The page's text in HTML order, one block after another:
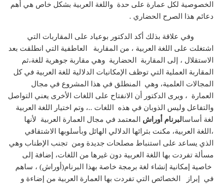
الخصوصية لكل عمارة على حدة واللغة العربية بشكل خاص هي أهم
دعائم هذا الصرح الحضاري .
وفي علاقة بذلك أكد الدكتور بوعياد على المقاربات التي
اشتغلت على اللغة العربية ، من المقاربة العاطفية التي انطلقت بعد
الاستقلال ، إلى المقاربة الحضارية وهي مقاربة جوهرية للغة،ثم
المقاربة العملية التي توظف الإمكانيات الدلالية للغة العربية في كل
المجالات العلمية، وهي المنطلق في هذا المشروع في مجال
العمارة ، ويرى الدكتور أن الانفتاح على اللغات الأخرى يعني التواصل
والتفاعل وليس الذوبان في هذه اللغات ..، وتم اختيار اللغة العربية
لغة أساسالبرنام أوراش المعتمد في مجال العمارة العربية لأنها
،اللغة العربية، مكنت بثرائها الدلالي الهائل وبأسلوبها الاشتقاقي
الذي يساعد على استنباط مصلحات جديدة ومن تجنب الإطناب وهي
مسألة تفردت بها اللغة العربية دون غيرها من اللغات، إضافة إلى
خاصية إمكانية إنشاء لغة برمجة خاصة بهذا البرنام(أوراش) ، ساهم
في إبراز الخصائص التي تفردت بها العمارة العربية من إضاءة و